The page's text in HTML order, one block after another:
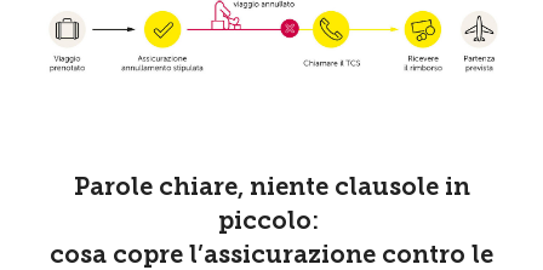
Parole chiare, niente clausole in
piccolo:
cosa copre l’assicurazione contro le